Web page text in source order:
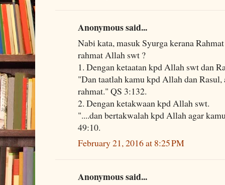
Anonymous said...
Nabi kata, masuk Syurga kerana
rahmat Allah swt ?
1. Dengan ketaatan kpd Allah swt dan
"Dan taatlah kamu kpd Allah dan Rasul,
rahmat." QS 3:132.
2. Dengan ketakwaan kpd Allah swt.
"....dan bertakwalah kpd Allah agar
49:10.
February 21, 2016 at 8:25 PM
Anonymous said...